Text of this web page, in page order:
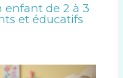
enfant de 2 à 3
et éducatifs